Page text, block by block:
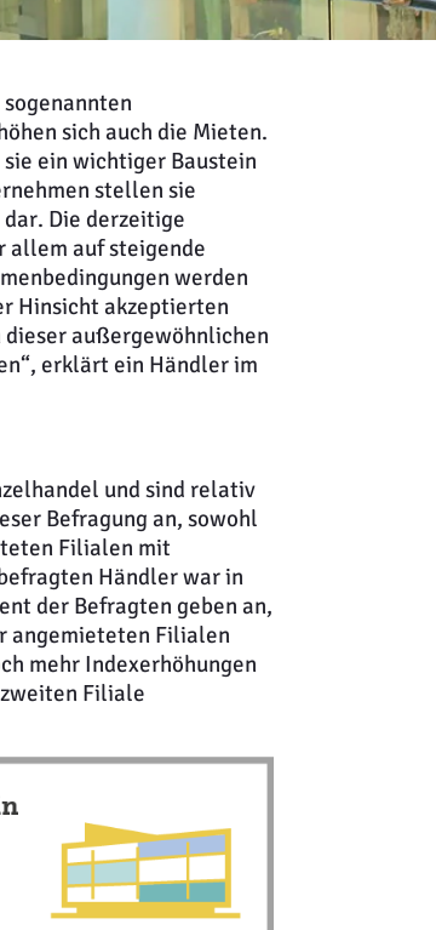
sich auch die Mieten.
ein wichtiger Baustein
stellen sie
Die derzeitige
allem auf steigende
werden
Hinsicht akzeptierten
dieser außergewöhnlichen
erklärt ein Händler im
und sind relativ
Befragung an, sowohl
Filialen mit
Händler war in
der Befragten geben an,
angemieteten Filialen
mehr Indexerhöhungen
Filiale